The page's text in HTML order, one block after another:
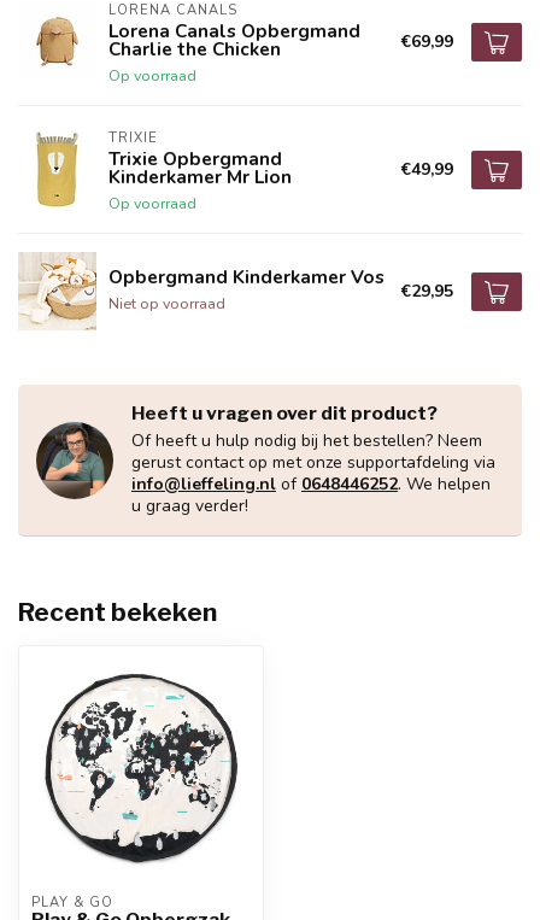
LORENA CANALS
Lorena Canals Opbergmand
Charlie the Chicken
Op voorraad
€69,99
TRIXIE
Trixie Opbergmand
Kinderkamer Mr Lion
Op voorraad
€49,99
Opbergmand Kinderkamer Vos
Niet op voorraad
€29,95
Heeft u vragen over dit product?
Of heeft u hulp nodig bij het bestellen? Neem
gerust contact op met onze supportafdeling via
info@lieffeling.nl of 0648446252. We helpen
u graag verder!
Recent bekeken
PLAY & GO